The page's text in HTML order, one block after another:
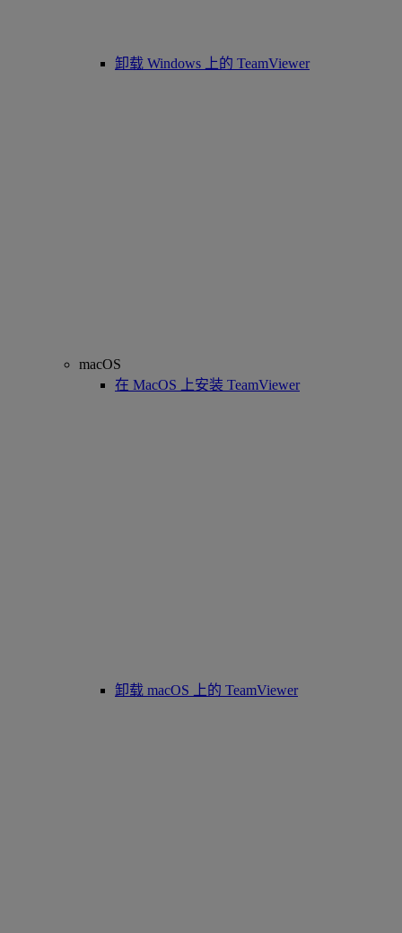
卸载 Windows 上的 TeamViewer
macOS
在 MacOS 上安装 TeamViewer
卸载 macOS 上的 TeamViewer